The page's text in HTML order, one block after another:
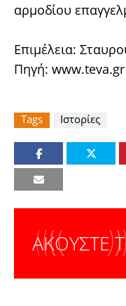
αρμοδίου
Επιμέλεια:
Πηγή: www.teva.gr
Tags Ιστορίες
ΑΚΟΥΣΤΕ